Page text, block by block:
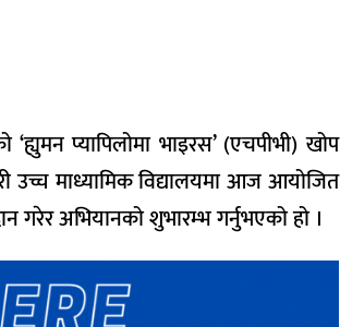
प्यापिलोमा भाइरस’ (एचपीभी) खोप
उच्च माध्यामिक विद्यालयमा आज आयोजित
गरेर अभियानको शुभारम्भ गर्नुभएको हो ।